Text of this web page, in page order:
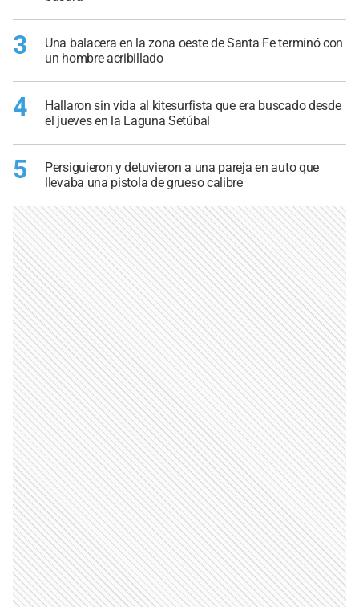
3
Una balacera en la zona oeste de Santa Fe terminó con
un hombre acribillado
4
Hallaron sin vida al kitesurfista que era buscado desde
el jueves en la Laguna Setúbal
5
Persiguieron y detuvieron a una pareja en auto que
llevaba una pistola de grueso calibre